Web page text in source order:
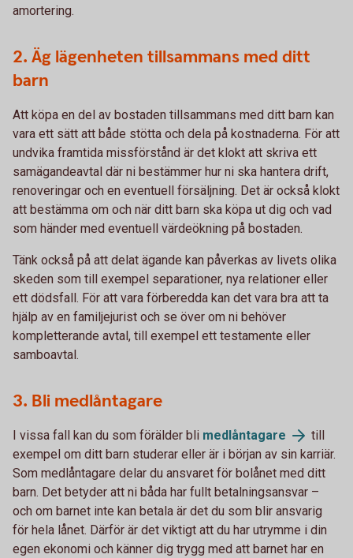
amortering.
2. Äg lägenheten tillsammans med ditt
barn
Att köpa en del av bostaden tillsammans med ditt barn kan
vara ett sätt att både stötta och dela på kostnaderna. För att
undvika framtida missförstånd är det klokt att skriva ett
samägandeavtal där ni bestämmer hur ni ska hantera drift,
renoveringar och en eventuell försäljning. Det är också klokt
att bestämma om och när ditt barn ska köpa ut dig och vad
som händer med eventuell värdeökning på bostaden.
Tänk också på att delat ägande kan påverkas av livets olika
skeden som till exempel separationer, nya relationer eller
ett dödsfall. För att vara förberedda kan det vara bra att ta
hjälp av en familjejurist och se över om ni behöver
kompletterande avtal, till exempel ett testamente eller
samboavtal.
3. Bli medlåntagare
I vissa fall kan du som förälder bli medlåntagare
till
exempel om ditt barn studerar eller är i början av sin karriär.
Som medlåntagare delar du ansvaret för bolånet med ditt
barn. Det betyder att ni båda har fullt betalningsansvar –
och om barnet inte kan betala är det du som blir ansvarig
för hela lånet. Därför är det viktigt att du har utrymme i din
egen ekonomi och känner dig trygg med att barnet har en